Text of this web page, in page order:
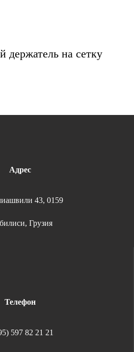
держатель на сетку
Адрес
43, 0159
Грузия
Телефон
597 82 21 21